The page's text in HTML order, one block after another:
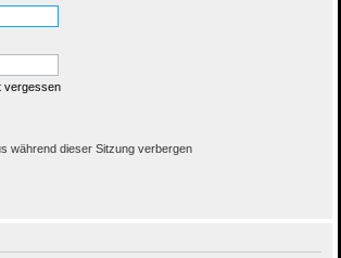
vergessen
während dieser Sitzung verbergen